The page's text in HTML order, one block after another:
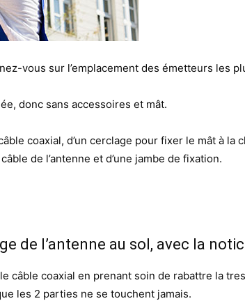
vous sur l’emplacement des émetteurs les
donc sans accessoires et mât.
coaxial, d’un cerclage pour fixer le mât à la
de l’antenne et d’une jambe de fixation.
de l’antenne au sol, avec la
câble coaxial en prenant soin de rabattre la
les 2 parties ne se touchent jamais.